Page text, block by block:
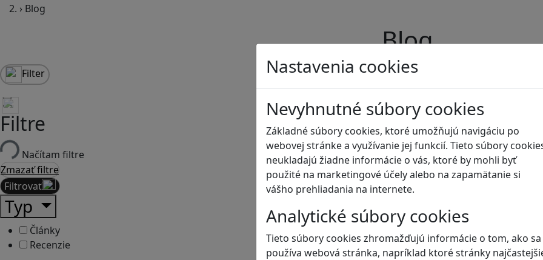
Nastavenia cookies
Nevyhnutné súbory cookies
Základné súbory cookies, ktoré umožňujú navigáciu po
webovej stránke a využívanie jej funkcií. Tieto súbory
neukladajú žiadne informácie o vás, ktoré by mohli byť
použité na marketingové účely alebo na zapamätanie si
vášho prehliadania na internete.
Analytické súbory cookies
Tieto súbory cookies zhromažďujú informácie o tom, ako sa
používa webová stránka, napríklad ktoré stránky
› Blog
Blog
Filter
Filtre
Načítam filtre
Zmazať filtre
Filtrovať
Typ
Články
Recenzie